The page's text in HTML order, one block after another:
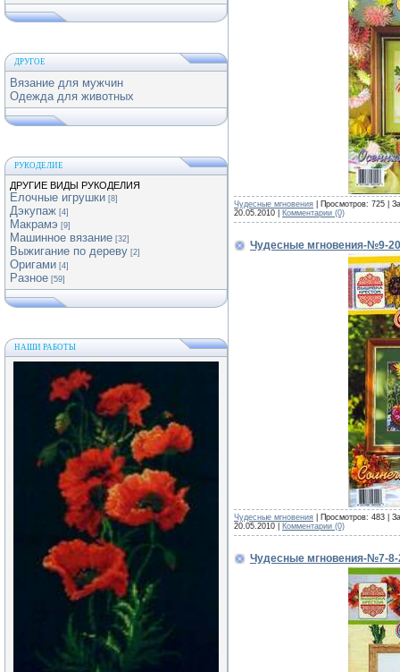
ДРУГОЕ
Вязание для мужчин
Одежда для животных
РУКОДЕЛИЕ
ДРУГИЕ ВИДЫ РУКОДЕЛИЯ
Елочные игрушки [8]
Дэкупаж [4]
Макрамэ [9]
Машинное вязание [32]
Выжигание по дереву [2]
Оригами [4]
Разное [59]
НАШИ РАБОТЫ
Чудесные мгновения | Просмотров: 725 |
20.05.2010
Комментарии (0)
Чудесные мгновения-№9-
Чудесные мгновения | Просмотров: 483 |
20.05.2010
Комментарии (0)
Чудесные мгновения-№7-8-